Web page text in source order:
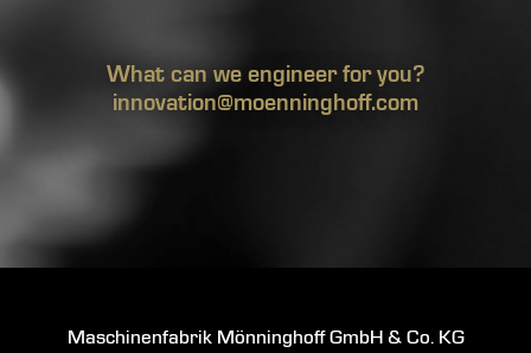
What can we engineer for you?
innovation@moenninghoff.com
Maschinenfabrik Mönninghoff GmbH & Co. KG